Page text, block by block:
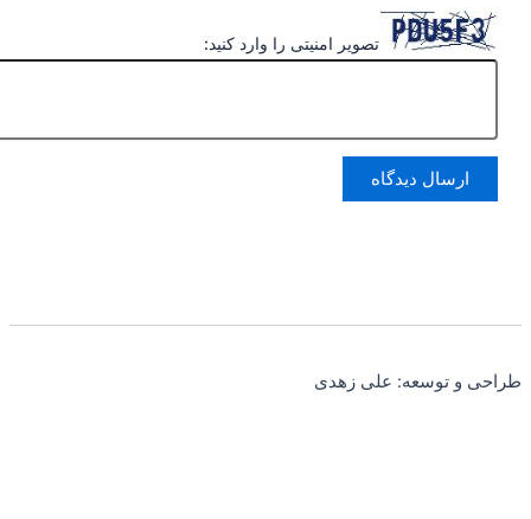
تصویر امنیتی را وارد کنید:
طراحی و توسعه: علی زهدی